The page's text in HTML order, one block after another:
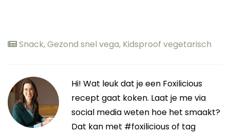
Snack,Gezond snel vega, Kidsproof vegetarisch
Hi! Wat leuk dat je een Foxilicious
recept gaat koken. Laat je me via
social media weten hoe het smaakt?
Dat kan met #foxilicious of tag